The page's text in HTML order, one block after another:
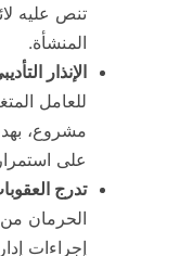
تنص عليه
المنشأة.
الإنذار
للعامل
مشروع،
على
تدرج
الحرمان من
إجراءات